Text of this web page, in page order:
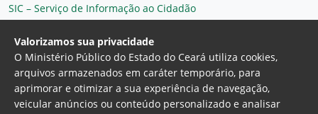
SIC – Serviço de Informação ao Cidadão
Plantão MP do Ceará
Secretaria Geral
Valorizamos sua privacidade
O Ministério Público do Estado do Ceará utiliza cookies,
arquivos armazenados em caráter temporário, para
aprimorar e otimizar a sua experiência de navegação,
veicular anúncios ou conteúdo personalizado e analisar